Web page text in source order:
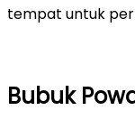
tempat untuk
Bubuk